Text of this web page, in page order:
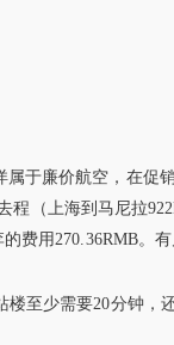
于廉价航空，在促
程（上海到马尼拉
费用270.36RMB。有
至少需要20分钟，